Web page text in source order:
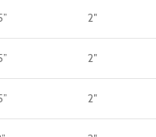
2″
2″
2″